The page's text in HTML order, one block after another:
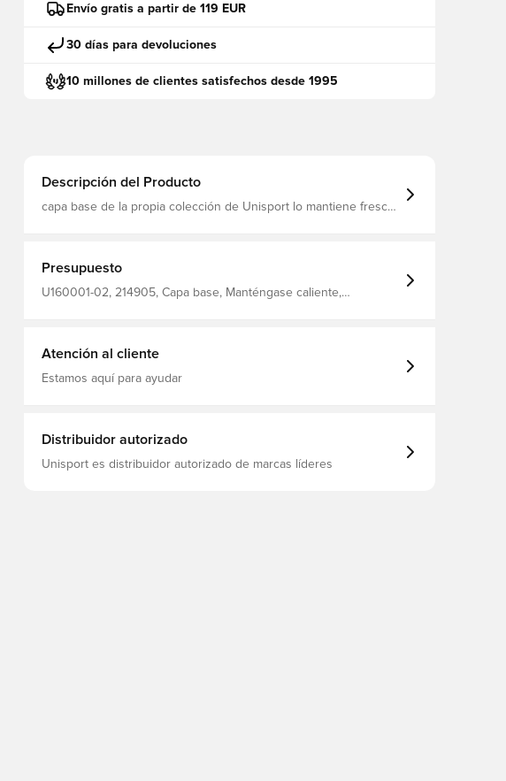
Envío gratis a partir de 119 EUR
30 días para devoluciones
10 millones de clientes satisfechos desde 1995
Descripción del Producto
capa base de la propia colección de Unisport lo mantiene fresco
Presupuesto
U160001-02, 214905, Capa base, Manténgase caliente,
Atención al cliente
Estamos aquí para ayudar
Distribuidor autorizado
Unisport es distribuidor autorizado de marcas líderes